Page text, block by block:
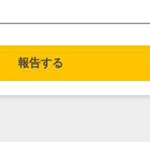
報告する